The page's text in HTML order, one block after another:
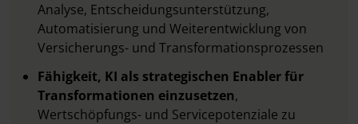
Analyse, Entscheidungsunterstützung,
Automatisierung und Weiterentwicklung von
Versicherungs- und Transformationsprozessen
Fähigkeit, KI als strategischen Enabler für
Transformationen einzusetzen,
Wertschöpfungs- und Servicepotenziale zu